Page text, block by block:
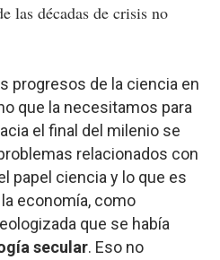
las décadas de crisis no
progresos de la ciencia en
que la necesitamos para
el final del milenio se
relacionados con
papel ciencia y lo que es
economía, como
que se había
secular. Eso no